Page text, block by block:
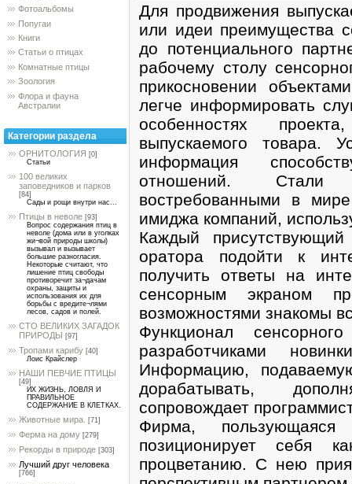
Фотоальбомы
Попугаи
Книги
Статьи о птицах
Комнатные птицы
Зоология
Флора и фауна
Австралии
Категории раздела
ОРНИТОЛОГИЯ [0]
Статьи
100 великих
заповедников и парков
[84]
Сады и рощи внутри нас...
Птицы в неволе [93]
Вопрос содержания птиц в
неволе (дома или в уголках
жи¬вой природы школы)
вызывал и вызывает
большие разногласия.
Некоторые считают, что
лишение птиц свободы
противоречит за¬дачам
охраны, защиты и
использования их для
борьбы с вредите¬лями
лесов, садов и полей.
СТО ВЕЛИКИХ ЗАГАДОК
ПРИРОДЫ [97]
Тропами карибу [40]
Лоис Крайслер
НАШИ ПЕВЧИЕ ПТИЦЫ
[49]
ИХ ЖИЗНЬ, ЛОВЛЯ И
ПРАВИЛЬНОЕ
СОДЕРЖАНИЕ В КЛЕТКАХ.
Животные мира. [71]
Ферма на дому [279]
Рекорды в природе [303]
Лучший друг человека
[766]
Для продвижения
или идеи преимущества
до потенциального
рабочему столу
прикосновении
легче информировать
особенностях
выпускаемого товара.
информация
отношений.
востребованными в
имиджа компаний,
Каждый
оратора подойти к
получить ответы на
сенсорным экраном
возможностями знакомы
Функционал
разработчиками
Информацию,
дорабатывать,
сопровождает
Фирма, пользующаяся
позиционирует себя
процветанию. С нею